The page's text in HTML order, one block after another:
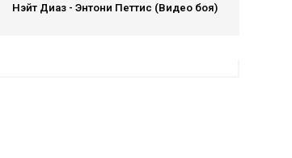
Нэйт Диаз - Энтони Петтис (Видео боя)